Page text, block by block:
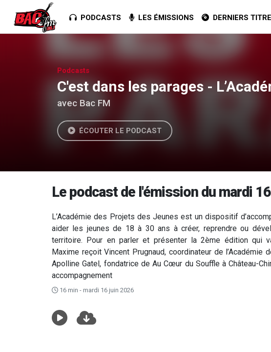
PODCASTS LES ÉMISSIONS DERNIERS
Podcasts
C'est dans les parages -
avec Bac FM
ÉCOUTER LE PODCAST
Le podcast de l'émission du mardi
L’Académie des Projets des Jeunes est un dispositif
aider les jeunes de 18 à 30 ans à créer, reprendre ou
territoire. Pour en parler et présenter la 2ème édition qui
Maxime reçoit Vincent Prugnaud, coordinateur de
Apolline Gatel, fondatrice de Au Cœur du Souffle à Château-
accompagnement
16 min - mardi 16 juin 2026